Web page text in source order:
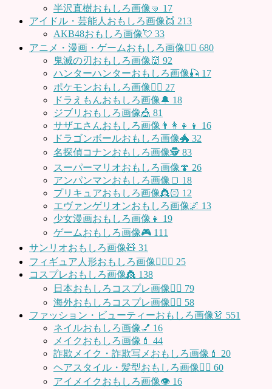
半沢直樹おもしろ画像🤜 17
アイドル・芸能人おもしろ画像👯 213
AKB48おもしろ画像💘 33
アニメ・漫画・ゲームおもしろ画像🧚‍♀️ 680
鬼滅の刃おもしろ画像👹 92
ハンターハンターおもしろ画像🎣 17
ポケモンおもしろ画像🤹‍♂️ 27
ドラえもんおもしろ画像🔔 18
ジブリおもしろ画像🎪 81
サザエさんおもしろ画像👨‍👩‍👧‍👦 16
ドラゴンボールおもしろ画像🐲 32
名探偵コナンおもしろ画像🕵️ 83
スーパーマリオおもしろ画像🍄 26
アンパンマンおもしろ画像🍞 18
プリキュアおもしろ画像👸🏻 12
エヴァンゲリオンおもしろ画像🌌 13
少女漫画おもしろ画像👧 19
ゲームおもしろ画像🎮 111
サンリオおもしろ画像🧸 31
フィギュア人形おもしろ画像🧍🏼‍♂️ 25
コスプレおもしろ画像👸 138
日本おもしろコスプレ画像🧝‍♀️ 79
海外おもしろコスプレ画像🧝‍♂️ 58
ファッション・ビューティーおもしろ画像👗 551
ネイルおもしろ画像💅 16
メイクおもしろ画像💄 44
詐欺メイク・詐欺写メおもしろ画像💄 20
ヘアスタイル・髪型おもしろ画像👱‍♀️ 60
アイメイクおもしろ画像👁 16